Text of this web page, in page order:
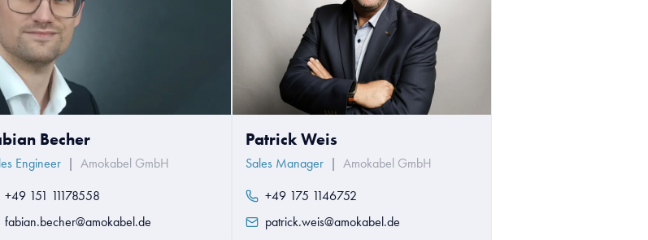
Becher
Engineer | Amokabel GmbH
+49 151 11178558
fabian.becher@amokabel.de
Patrick Weis
Sales Manager | Amokabel GmbH
+49 175 1146752
patrick.weis@amokabel.de